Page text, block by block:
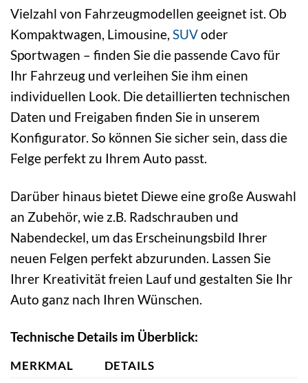
Vielzahl von Fahrzeugmodellen geeignet ist. Ob
Kompaktwagen, Limousine, SUVoder
Sportwagen – finden Sie die passende Cavo für
Ihr Fahrzeug und verleihen Sie ihm einen
individuellen Look. Die detaillierten technischen
Daten und Freigaben finden Sie in unserem
Konfigurator. So können Sie sicher sein, dass die
Felge perfekt zu Ihrem Auto passt.
Darüber hinaus bietet Diewe eine große Auswahl
an Zubehör, wie z.B. Radschrauben und
Nabendeckel, um das Erscheinungsbild Ihrer
neuen Felgen perfekt abzurunden. Lassen Sie
Ihrer Kreativität freien Lauf und gestalten Sie Ihr
Auto ganz nach Ihren Wünschen.
Technische Details im Überblick:
MERKMAL
DETAILS